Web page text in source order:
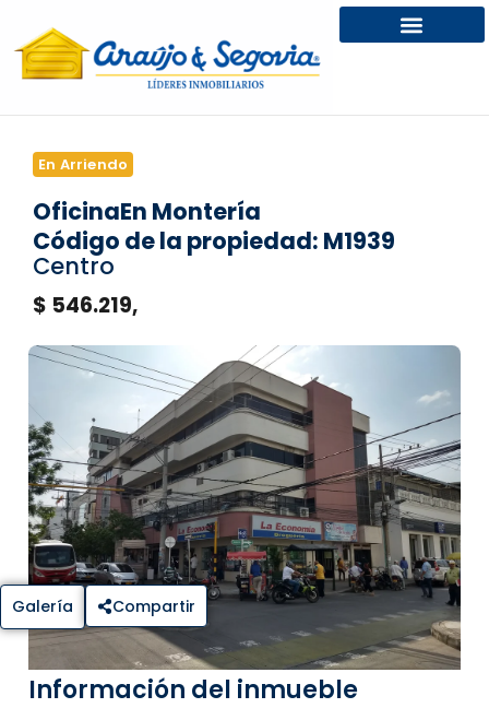
En Arriendo
OficinaEn Montería
Código de la propiedad: M1939
Centro
$ 546.219,
Galería Compartir
Información del inmueble